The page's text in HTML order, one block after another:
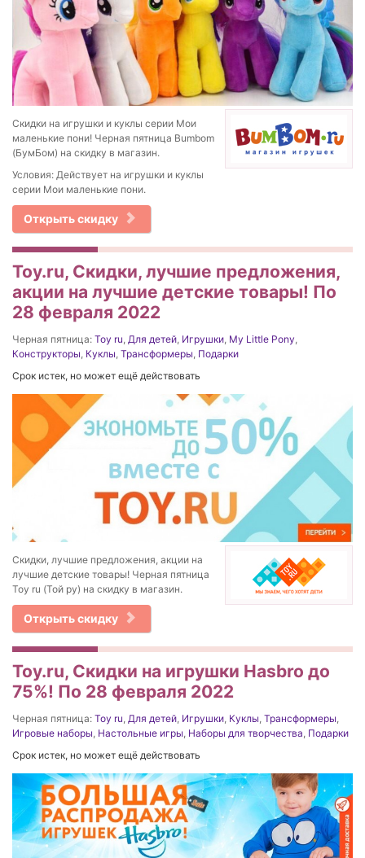
Скидки на игрушки и куклы серии Мои
маленькие пони! Черная пятница Bumbom
(БумБом) на скидку в магазин.
Условия: Действует на игрушки и куклы
серии Мои маленькие пони.
Открыть скидку
Toy.ru, Скидки, лучшие предложения,
акции на лучшие детские товары! По
28 февраля 2022
Черная пятница: Toy ru, Для детей, Игрушки, My Little Pony,
Конструкторы, Куклы, Трансформеры, Подарки
Срок истек, но может ещё действовать
Скидки, лучшие предложения, акции на
лучшие детские товары! Черная пятница
Toy ru (Той ру) на скидку в магазин.
Открыть скидку
Toy.ru, Скидки на игрушки Hasbro до
75%! По 28 февраля 2022
Черная пятница: Toy ru Для детей Игрушки Куклы Трансформеры
Игровые наборы Настольные игры Наборы для творчества Подарки
Срок истек, но может ещё действовать